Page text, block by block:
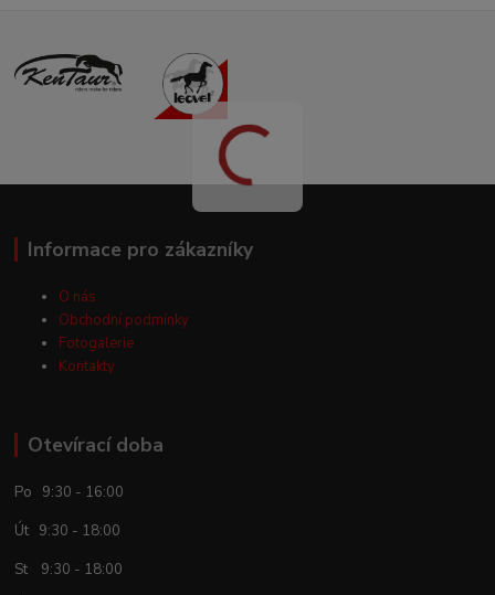
Informace pro zákazníky
O nás
Obchodní podmínky
Fotogalerie
Kontakty
Otevírací doba
Po 9:30 - 16:00
Út 9:30 - 18:00
St 9:30 - 18:00